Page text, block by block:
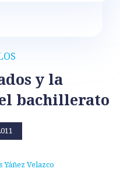
y la
bachillerato
Yáñez Velazco